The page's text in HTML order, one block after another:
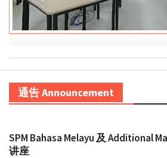
通告 Announcement
SPM Bahasa Melayu 及 Additional
讲座